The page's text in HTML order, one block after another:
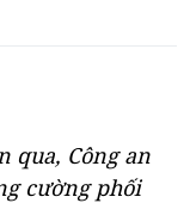
qua, Công an
cường phối